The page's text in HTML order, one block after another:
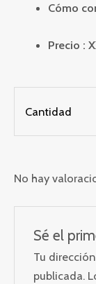
Cómo
Precio :
Cantidad
No hay
Sé el
Tu
publicada.